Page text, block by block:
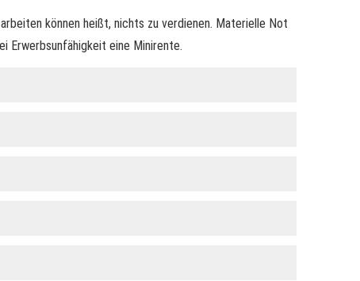
können heißt, nichts zu verdienen. Materielle Not
Erwerbsunfähigkeit eine Minirente.